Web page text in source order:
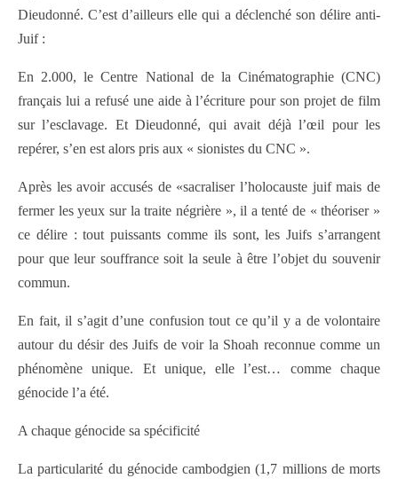
Dieudonné. C’est d’ailleurs elle qui a déclenché son délire anti-
Juif :
En 2.000, le Centre National de la Cinématographie (CNC)
français lui a refusé une aide à l’écriture pour son projet de film
sur l’esclavage. Et Dieudonné, qui avait déjà l’œil pour les
repérer, s’en est alors pris aux « sionistes du CNC ».
Après les avoir accusés de «sacraliser l’holocauste juif mais de
fermer les yeux sur la traite négrière », il a tenté de « théoriser »
ce délire : tout puissants comme ils sont, les Juifs s’arrangent
pour que leur souffrance soit la seule à être l’objet du souvenir
commun.
En fait, il s’agit d’une confusion tout ce qu’il y a de volontaire
autour du désir des Juifs de voir la Shoah reconnue comme un
phénomène unique. Et unique, elle l’est… comme chaque
génocide l’a été.
A chaque génocide sa spécificité
La particularité du génocide cambodgien (1,7 millions de morts